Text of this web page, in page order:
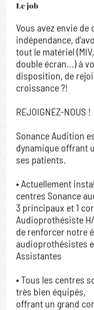
Le job
Vous avez envie de
indépendance,
tout le matériel
double écran...) à
disposition, de
croissance ?!
REJOIGNEZ-NOUS !
Sonance Audition
dynamique offrant
ses patients.
• Actuellement
centres Sonance
3 principaux et 1
Audioprothésiste
de renforcer notre
audioprothésistes
Assistantes
• Tous les centres
très bien équipés,
offrant un grand